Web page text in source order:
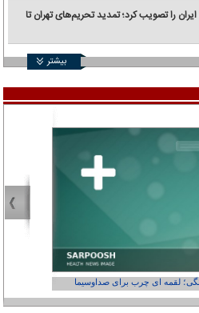
را تصویب کرد؛ تمدید تحریم‌های تهران تا
بیشتر
لقمه ای چرب برای صداوسیما